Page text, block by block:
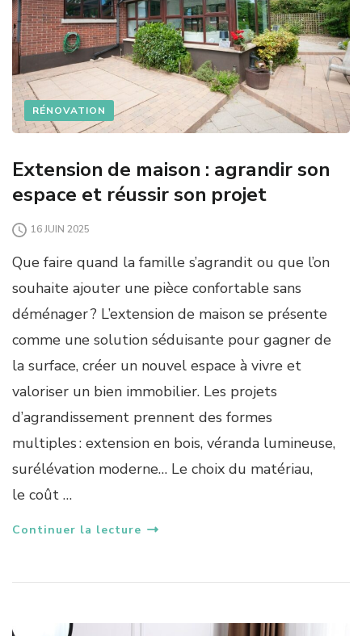
RÉNOVATION
Extension de maison : agrandir son
espace et réussir son projet
16 JUIN 2025
Que faire quand la famille s’agrandit ou que l’on
souhaite ajouter une pièce confortable sans
déménager ? L’extension de maison se présente
comme une solution séduisante pour gagner de
la surface, créer un nouvel espace à vivre et
valoriser un bien immobilier. Les projets
d’agrandissement prennent des formes
multiples : extension en bois, véranda lumineuse,
surélévation moderne… Le choix du matériau,
le coût …
Continuer la lecture